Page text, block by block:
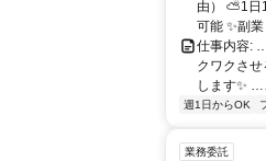
由） ⛅1日
可能 ✨副
仕事内
クワクさ
します
週1日からOK
業務委託